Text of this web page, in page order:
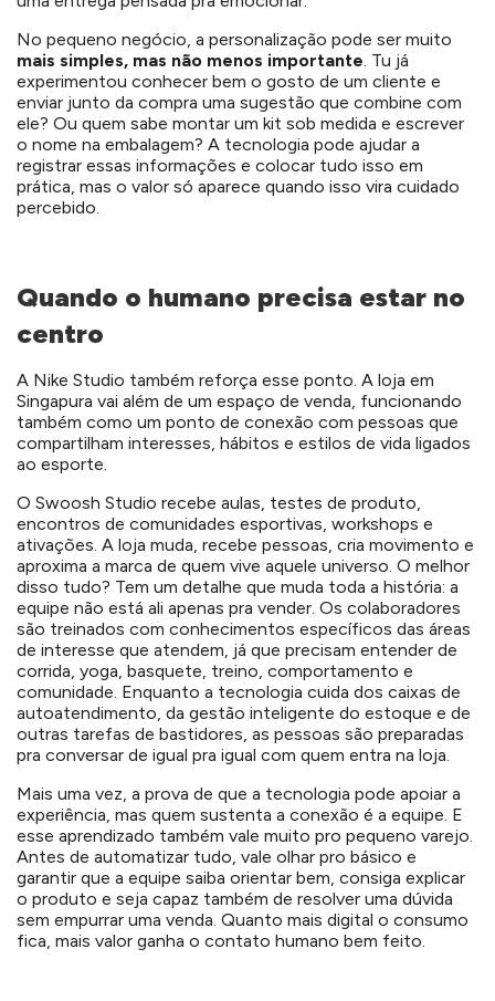
No pequeno negócio, a personalização pode ser muito
mais simples, mas não menos importante . Tu já
experimentou conhecer bem o gosto de um cliente e
enviar junto da compra uma sugestão que combine com
ele? Ou quem sabe montar um kit sob medida e escrever
o nome na embalagem? A tecnologia pode ajudar a
registrar essas informações e colocar tudo isso em
prática, mas o valor só aparece quando isso vira cuidado
percebido.
Quando o humano precisa estar no
centro
A Nike Studio também reforça esse ponto. A loja em
Singapura vai além de um espaço de venda, funcionando
também como um ponto de conexão com pessoas que
compartilham interesses, hábitos e estilos de vida ligados
ao esporte.
O Swoosh Studio recebe aulas, testes de produto,
encontros de comunidades esportivas, workshops e
ativações. A loja muda, recebe pessoas, cria movimento e
aproxima a marca de quem vive aquele universo. O melhor
disso tudo? Tem um detalhe que muda toda a história: a
equipe não está ali apenas pra vender. Os colaboradores
são treinados com conhecimentos específicos das áreas
de interesse que atendem, já que precisam entender de
corrida, yoga, basquete, treino, comportamento e
comunidade. Enquanto a tecnologia cuida dos caixas de
autoatendimento, da gestão inteligente do estoque e de
outras tarefas de bastidores, as pessoas são preparadas
pra conversar de igual pra igual com quem entra na loja.
Mais uma vez, a prova de que a tecnologia pode apoiar a
experiência, mas quem sustenta a conexão é a equipe. E
esse aprendizado também vale muito pro pequeno varejo.
Antes de automatizar tudo, vale olhar pro básico e
garantir que a equipe saiba orientar bem, consiga explicar
o produto e seja capaz também de resolver uma dúvida
sem empurrar uma venda. Quanto mais digital o consumo
fica, mais valor ganha o contato humano bem feito.